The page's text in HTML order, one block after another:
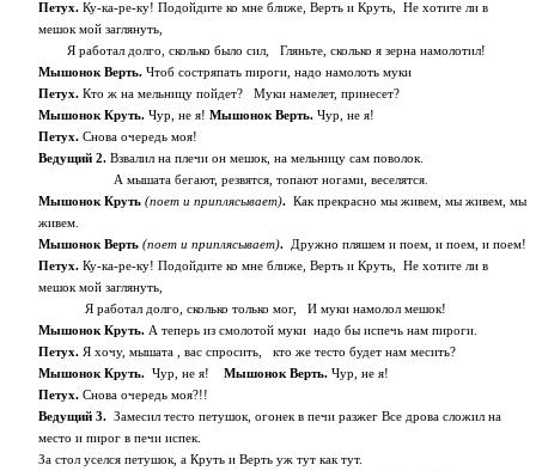
Петух. Ку-ка-ре-ку! Подойдите ко мне ближе, Верть и Круть, Не хотите ли в
мешок мой заглянуть,
Я работал долго, сколько было сил, Гляньте, сколько я зерна намолотил!
Мышонок Верть. Чтоб состряпать пироги, надо намолоть муки
Петух. Кто ж на мельницу пойдет? Муки намелет, принесет?
Мышонок Круть. Чур, не я! Мышонок Верть. Чур, не я!
Петух. Снова очередь моя!
Ведущий 2. Взвалил на плечи он мешок, на мельницу сам поволок.
А мышата бегают, резвятся, топают ногами, веселятся.
Мышонок Круть (поет и приплясывает). Как прекрасно мы живем, мы живем, мы
живем.
Мышонок Верть (поет и приплясывает).
Дружно пляшем и поем, и поем, и поем!
Петух. Ку-ка-ре-ку! Подойдите ко мне ближе, Верть и Круть, Не хотите ли в
мешок мой заглянуть,
Я работал долго, сколько только мог, И муки намолол мешок!
Мышонок Круть. А теперь из смолотой муки надо бы испечь нам пироги.
Петух. Я хочу, мышата , вас спросить, кто же тесто будет нам месить?
Мышонок Круть. Чур, не я! Мышонок Верть. Чур, не я!
Петух. Снова очередь моя?!!
Ведущий 3. Замесил тесто петушок, огонек в печи разжег Все дрова сложил на
место и пирог в печи испек.
За стол уселся петушок, а Круть и Верть уж тут как тут.